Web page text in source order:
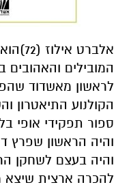
המובילים
לראשון מאשדוד
הקולנוע התיאטרון
ספור תפקידי אופי
והיה הראשון שפרץ
והיה בעצם לשחקן
להכרה ארצית שיצא